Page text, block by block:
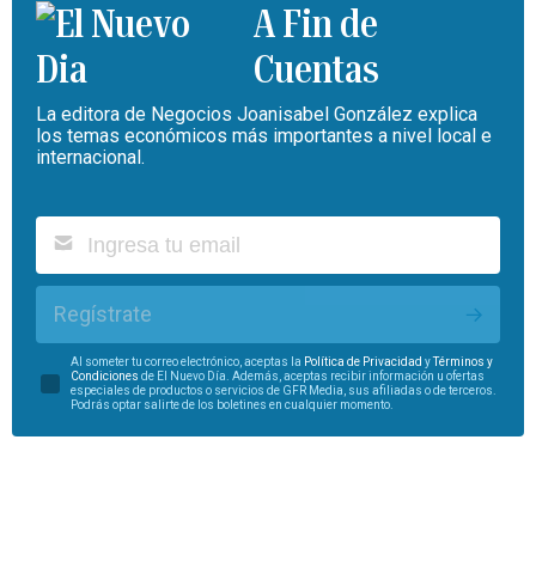
A Fin de
Cuentas
La editora de Negocios Joanisabel González explica
los temas económicos más importantes a nivel local e
internacional.
Regístrate
Al someter tu correo electrónico, aceptas la Política de Privacidad y
Términos y
Condiciones de El Nuevo Día. Además, aceptas recibir información u ofertas
especiales de productos o servicios de GFR Media, sus afiliadas o de terceros.
Podrás optar salirte de los boletines en cualquier momento.